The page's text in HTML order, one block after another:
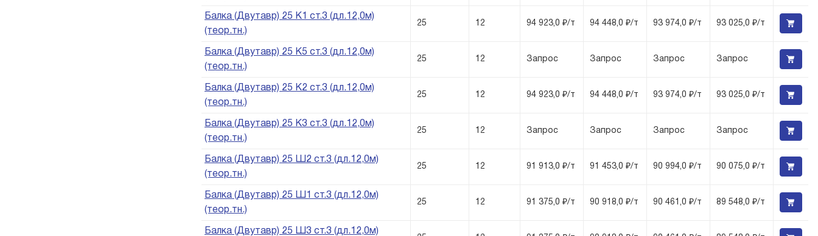
Балка (Двутавр) 25 К1 ст.3 (дл.12,0м)
(теор.тн.)
25 12 94 923,0 ₽/т 94 448,0 ₽/т 93 974,0 ₽/т 93 025,0 ₽/т
Балка (Двутавр) 25 К5 ст.3 (дл.12,0м)
(теор.тн.)
25 12 Запрос Запрос Запрос Запрос
Балка (Двутавр) 25 К2 ст.3 (дл.12,0м)
(теор.тн.)
25 12 94 923,0 ₽/т 94 448,0 ₽/т 93 974,0 ₽/т 93 025,0 ₽/т
Балка (Двутавр) 25 К3 ст.3 (дл.12,0м)
(теор.тн.)
25 12 Запрос Запрос Запрос Запрос
Балка (Двутавр) 25 Ш2 ст.3 (дл.12,0м)
(теор.тн.)
25 12 91 913,0 ₽/т 91 453,0 ₽/т 90 994,0 ₽/т 90 075,0 ₽/т
Балка (Двутавр) 25 Ш1 ст.3 (дл.12,0м)
(теор.тн.)
25 12 91 375,0 ₽/т 90 918,0 ₽/т 90 461,0 ₽/т 89 548,0 ₽/т
Балка (Двутавр) 25 Ш3 ст.3 (дл.12,0м)